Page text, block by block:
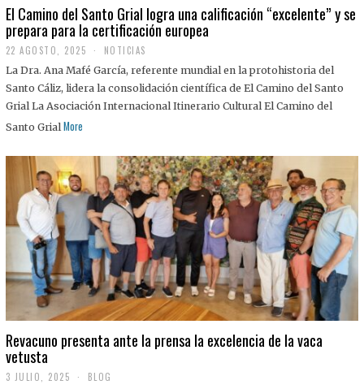
El Camino del Santo Grial logra una calificación “excelente” y se
prepara para la certificación europea
22 AGOSTO, 2025
2
A
G
O
S
2
5
NOTICIAS
La Dra. Ana Mafé García, referente mundial en la protohistoria del
Santo Cáliz, lidera la consolidación científica de El Camino del Santo
Grial La Asociación Internacional Itinerario Cultural El Camino del
Santo Grial More
Revacuno presenta ante la prensa la excelencia de la vaca
vetusta
3 JULIO, 2025 BLOG